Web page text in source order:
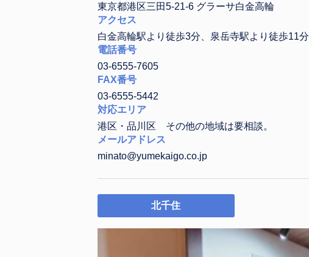
東京都港区三田5-21-6 グラーサ白金高輪
アクセス
白金高輪駅より徒歩3分、泉岳寺駅より徒歩11分
電話番号
03-6555-7605
FAX番号
03-6555-5442
対応エリア
港区・品川区 その他の地域は要相談。
メールアドレス
minato@yumekaigo.co.jp
北千住